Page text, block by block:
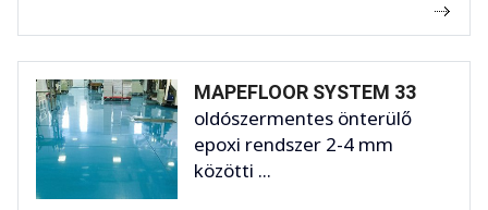
MAPEFLOOR SYSTEM 33
oldószermentes önterülő
epoxi rendszer 2-4 mm
közötti ...